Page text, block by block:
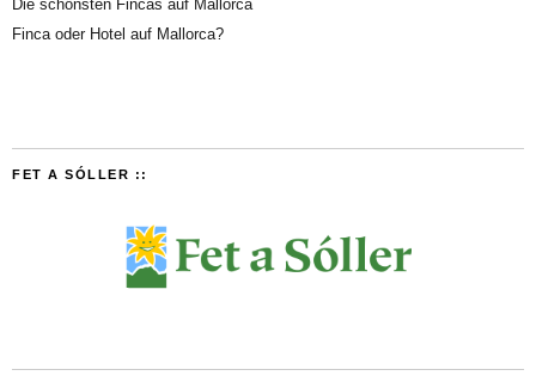
Die schönsten Fincas auf Mallorca
Finca oder Hotel auf Mallorca?
FET A SÓLLER ::